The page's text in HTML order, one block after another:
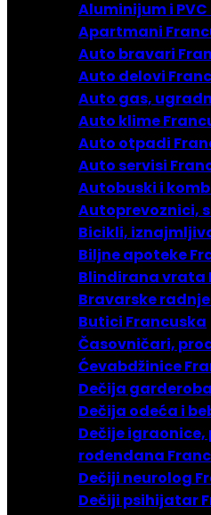
Aluminijum i
Apartmani
Auto bravari
Auto delovi
Auto gas,
Auto klime
Auto otpadi
Auto servisi
Autobuski i
Autoprevoznici,
Bicikli,
Biljne apoteke
Blindirana vrata
Bravarske
Butici Francuska
Časovničari,
Ćevabdžinice
Dečija
Dečija odeća i
Dečije
rođendana
Dečiji neurolog
Dečiji psihijatar